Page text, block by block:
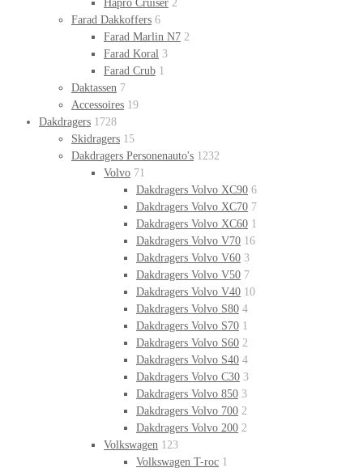
Hapro Cruiser 2
Farad Dakkoffers 6
Farad Marlin N7 2
Farad Koral 3
Farad Crub 1
Daktassen 7
Accessoires 19
Dakdragers 1728
Skidragers 15
Dakdragers Personenauto's 1232
Volvo 71
Dakdragers Volvo XC90 6
Dakdragers Volvo XC70 7
Dakdragers Volvo XC60 1
Dakdragers Volvo V70 16
Dakdragers Volvo V60 3
Dakdragers Volvo V50 7
Dakdragers Volvo V40 10
Dakdragers Volvo S80 4
Dakdragers Volvo S70 1
Dakdragers Volvo S60 2
Dakdragers Volvo S40 4
Dakdragers Volvo C30 3
Dakdragers Volvo 850 3
Dakdragers Volvo 700 2
Dakdragers Volvo 200 2
Volkswagen 123
Volkswagen T-roc 1